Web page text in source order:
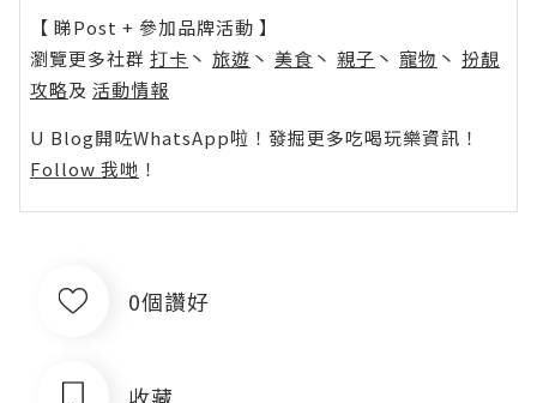
【 睇Post + 參加品牌活動 】
瀏覽更多社群 打卡 丶 旅遊 丶 美食 丶 親子 丶 寵物 丶 扮靚
攻略及 活動情報
U Blog開咗WhatsApp啦！發掘更多吃喝玩樂資訊！
Follow 我哋 ！
0個讚好
收藏